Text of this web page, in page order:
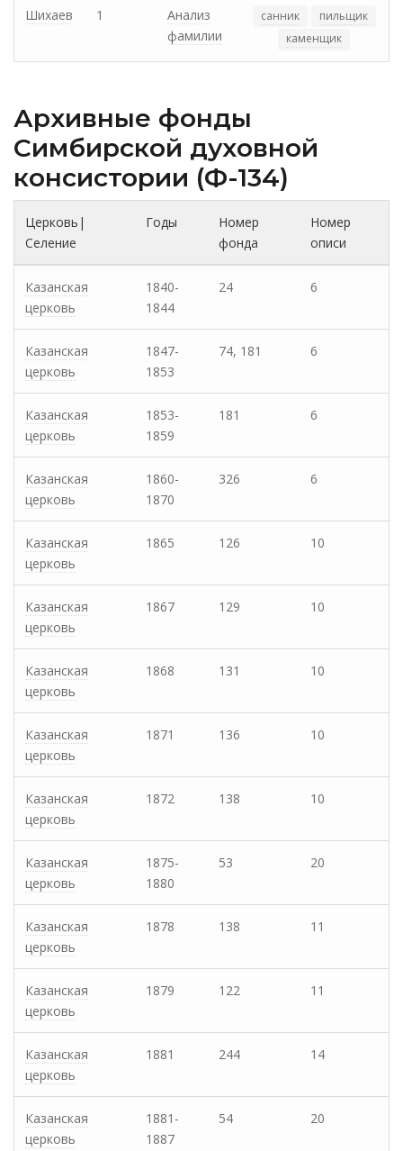
Шихаев 1
Анализ
фамилии
санник
пильщик
каменщик
Архивные фонды
Cимбирской духовной
консистории (Ф-134)
Церковь|
Селение
Годы
Номер
фонда
Номер
описи
Казанская
церковь
1840-
1844
24 6
Казанская
церковь
1847-
1853
74, 181 6
Казанская
церковь
1853-
1859
181 6
Казанская
церковь
1860-
1870
326 6
Казанская
церковь
1865 126 10
Казанская
церковь
1867 129 10
Казанская
церковь
1868 131 10
Казанская
церковь
1871 136 10
Казанская
церковь
1872 138 10
Казанская
церковь
1875-
1880
53 20
Казанская
церковь
1878 138 11
Казанская
церковь
1879 122 11
Казанская
церковь
1881 244 14
Казанская
церковь
1881-
1887
54 20